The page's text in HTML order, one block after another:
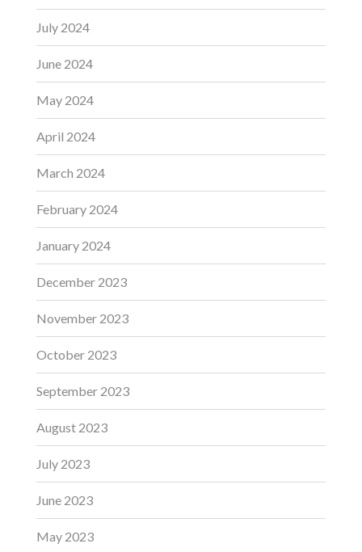
July 2024
June 2024
May 2024
April 2024
March 2024
February 2024
January 2024
December 2023
November 2023
October 2023
September 2023
August 2023
July 2023
June 2023
May 2023